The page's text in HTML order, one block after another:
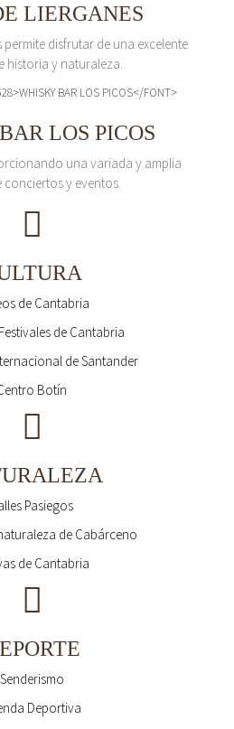
LIERGANES
disfrutar de una excelente
historia y naturaleza.
LOS PICOS
una variada y amplia
conciertos y eventos.
de Cantabria
de Cantabria
de Santander
Botín
Pasiegos
de Cabárceno
de Cantabria
Senderismo
Deportiva